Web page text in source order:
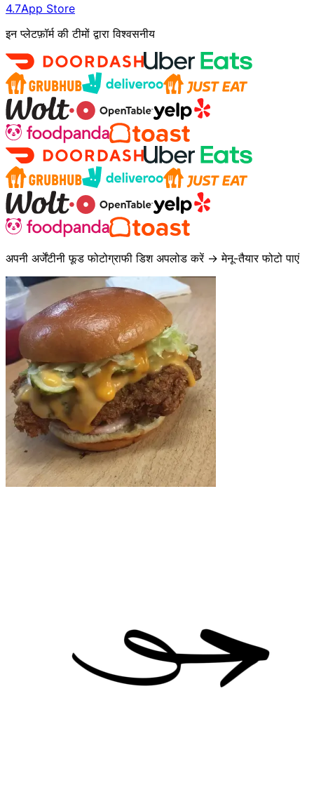
4.7App Store
इन प्लेटफ़ॉर्म की टीमों द्वारा विश्वसनीय
अपनी अर्जेंटीनी फूड फोटोग्राफी डिश अपलोड करें → मेनू-तैयार फोटो पाएं